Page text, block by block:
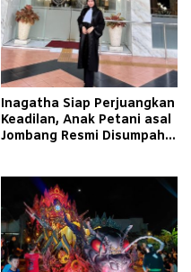
Inagatha Siap Perjuangkan
Keadilan, Anak Petani asal
Jombang Resmi Disumpah